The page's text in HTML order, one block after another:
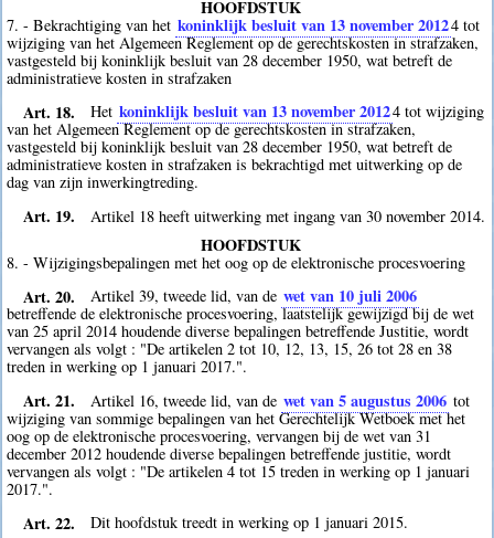
HOOFDSTUK
7. - Bekrachtiging van het koninklijk besluit van 13 november 20124 tot
wijziging van het Algemeen Reglement op de gerechtskosten in strafzaken,
vastgesteld bij koninklijk besluit van 28 december 1950, wat betreft de
administratieve kosten in strafzaken
Art. 18. Het koninklijk besluit van 13 november 20124 tot wijziging
van het Algemeen Reglement op de gerechtskosten in strafzaken,
vastgesteld bij koninklijk besluit van 28 december 1950, wat betreft de
administratieve kosten in strafzaken is bekrachtigd met uitwerking op de
dag van zijn inwerkingtreding.
Art. 19. Artikel 18 heeft uitwerking met ingang van 30 november 2014.
HOOFDSTUK
8. - Wijzigingsbepalingen met het oog op de elektronische procesvoering
Art. 20. Artikel 39, tweede lid, van de wet van 10 juli 2006
betreffende de elektronische procesvoering, laatstelijk gewijzigd bij de wet
van 25 april 2014 houdende diverse bepalingen betreffende Justitie, wordt
vervangen als volgt : "De artikelen 2 tot 10, 12, 13, 15, 26 tot 28 en 38
treden in werking op 1 januari 2017.".
Art. 21. Artikel 16, tweede lid, van de wet van 5 augustus 2006 tot
wijziging van sommige bepalingen van het Gerechtelijk Wetboek met het
oog op de elektronische procesvoering, vervangen bij de wet van 31
december 2012 houdende diverse bepalingen betreffende justitie, wordt
vervangen als volgt : "De artikelen 4 tot 15 treden in werking op 1 januari
2017.".
Art. 22. Dit hoofdstuk treedt in werking op 1 januari 2015.